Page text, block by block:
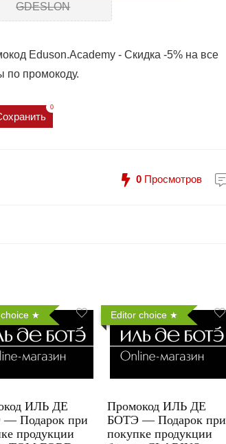
GDESLON
Eduson.Academy - Скидка -5% на все
по промокоду.
0
0 Просмотров
ИЛЬ ДЕ
Подарок при
продукции
Editor choice
Промокод ИЛЬ ДЕ
БОТЭ — Подарок при
покупке продукции